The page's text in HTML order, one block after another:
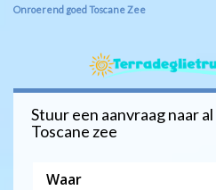
Onroerend goed Toscane Zee
Stuur een aanvraag naar al
Toscane zee
Waar